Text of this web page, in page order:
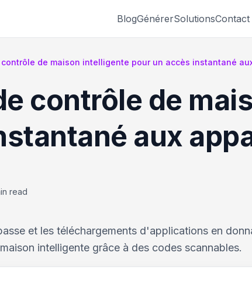
BlogGénérerSolutionsContact
contrôle de maison intelligente pour un accès instantané
contrôle de
aux
read
et les téléchargements d'applications en
intelligente grâce à des codes scannables.